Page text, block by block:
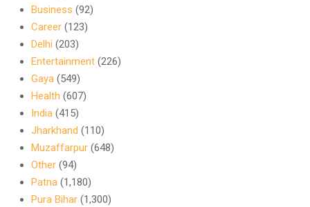
Business (92)
Career (123)
Delhi (203)
Entertainment (226)
Gaya (549)
Health (607)
India (415)
Jharkhand (110)
Muzaffarpur (648)
Other (94)
Patna (1,180)
Pura Bihar (1,300)